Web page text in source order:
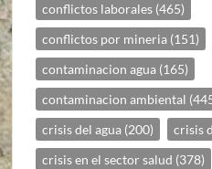
conflictos laborales (465)
conflictos por mineria (151)
contaminacion agua (165)
contaminacion ambiental
crisis del agua (200) crisis
crisis en el sector salud (378)